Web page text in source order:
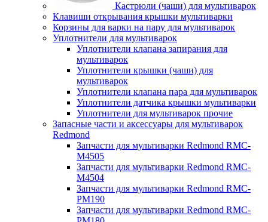
Кастрюли (чаши) для мультиварок
Клавиши открывания крышки мультиварки
Корзины для варки на пару для мультиварок
Уплотнители для мультиварок
Уплотнители клапана запирания для
мультиварок
Уплотнители крышки (чаши) для
мультиварок
Уплотнители клапана пара для мультиварок
Уплотнители датчика крышки мультиварки
Уплотнители для мультиварок прочие
Запасные части и аксессуары для мультиварок
Redmond
Запчасти для мультиварки Redmond RMC-
M4505
Запчасти для мультиварки Redmond RMC-
M4504
Запчасти для мультиварки Redmond RMC-
PM190
Запчасти для мультиварки Redmond RMC-